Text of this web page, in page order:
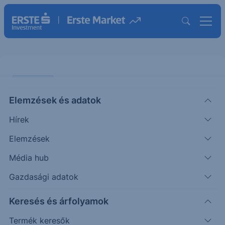
Elemzések és adatok
Hírek
Elemzések
Média hub
Gazdasági adatok
Keresés és árfolyamok
Termék keresők
UniCredit ajánlatát
A német állami vagyonkezelő elutasította az
UniCredit Commerzbankra tett vételi ajánlatát,